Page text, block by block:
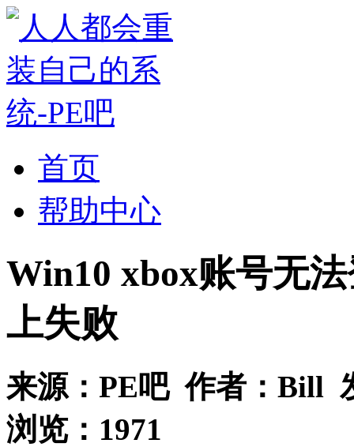
首页
帮助中心
Win10 xbox账号无
上失败
来源： PE吧作者： Bill
浏览： 1971